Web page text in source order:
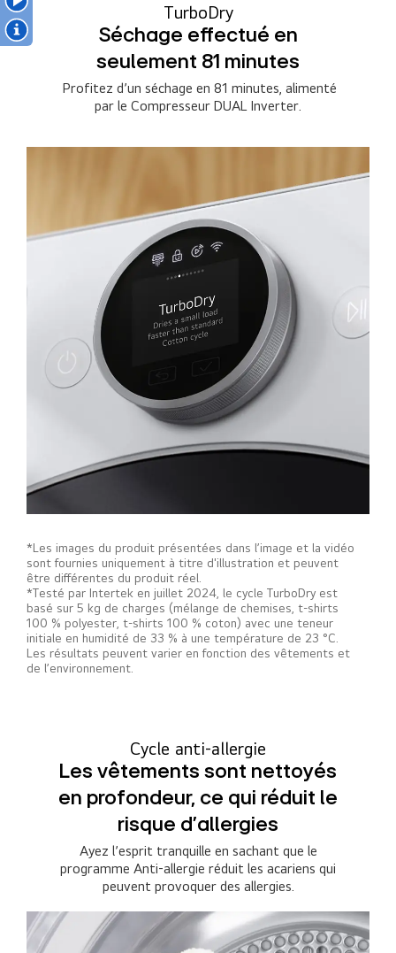
TurboDry
Séchage effectué en
seulement 81 minutes
Profitez d’un séchage en 81 minutes, alimenté
par le Compresseur DUAL Inverter.
*Les images du produit présentées dans l’image et la vidéo
sont fournies uniquement à titre d'illustration et peuvent
être différentes du produit réel.
*Testé par Intertek en juillet 2024, le cycle TurboDry est
basé sur 5 kg de charges (mélange de chemises, t-shirts
100 % polyester, t-shirts 100 % coton) avec une teneur
initiale en humidité de 33 % à une température de 23 °C.
Les résultats peuvent varier en fonction des vêtements et
de l’environnement.
Cycle anti-allergie
Les vêtements sont nettoyés
en profondeur, ce qui réduit le
risque d’allergies
Ayez l’esprit tranquille en sachant que le
programme Anti-allergie réduit les acariens qui
peuvent provoquer des allergies.